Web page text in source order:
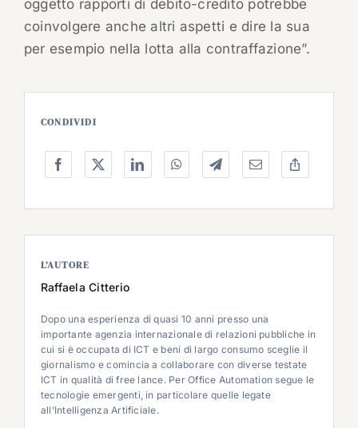
oggetto rapporti di debito-credito potrebbe
coinvolgere anche altri aspetti e dire la sua
per esempio nella lotta alla contraffazione”.
CONDIVIDI
L’AUTORE
Raffaela Citterio
Dopo una esperienza di quasi 10 anni presso una
importante agenzia internazionale di relazioni pubbliche in
cui si è occupata di ICT e beni di largo consumo sceglie il
giornalismo e comincia a collaborare con diverse testate
ICT in qualità di free lance. Per Office Automation segue le
tecnologie emergenti, in particolare quelle legate
all’Intelligenza Artificiale.